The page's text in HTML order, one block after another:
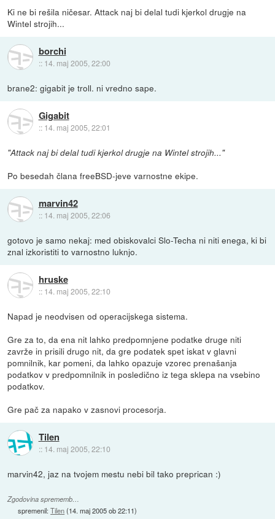
Ki ne bi rešila ničesar. Attack naj bi delal tudi kjerkol drugje na
Wintel strojih...
borchi
:: 14. maj 2005, 22:00
brane2: gigabit je troll. ni vredno sape.
Gigabit
:: 14. maj 2005, 22:01
"Attack naj bi delal tudi kjerkol drugje na Wintel strojih..."
Po besedah člana freeBSD-jeve varnostne ekipe.
marvin42
:: 14. maj 2005, 22:06
gotovo je samo nekaj: med obiskovalci Slo-Techa ni niti enega, ki bi
znal izkoristiti to varnostno luknjo.
hruske
:: 14. maj 2005, 22:10
Napad je neodvisen od operacijskega sistema.
Gre za to, da ena nit lahko predpomnjene podatke druge niti
zavrže in prisili drugo nit, da gre podatek spet iskat v glavni
pomnilnik, kar pomeni, da lahko opazuje vzorec prenašanja
podatkov v predpomnilnik in posledično iz tega sklepa na vsebino
podatkov.
Gre pač za napako v zasnovi procesorja.
Tilen
:: 14. maj 2005, 22:10
marvin42, jaz na tvojem mestu nebi bil tako preprican :)
Zgodovina sprememb…
spremenil:Tilen(14. maj 2005 ob 22:11)